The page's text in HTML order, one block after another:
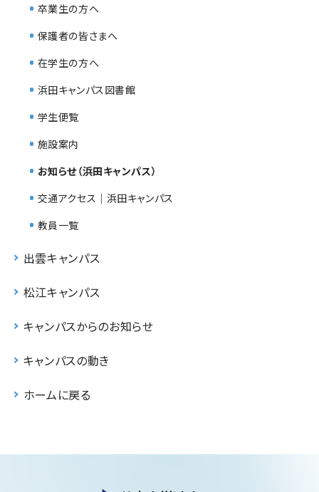
卒業生の方へ
保護者の皆さまへ
在学生の方へ
浜田キャンパス図書館
学生便覧
施設案内
お知らせ（浜田キャンパス）
交通アクセス｜浜田キャンパス
教員一覧
出雲キャンパス
松江キャンパス
キャンパスからのお知らせ
キャンパスの動き
ホームに戻る